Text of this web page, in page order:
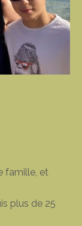
famille, et
plus de 25